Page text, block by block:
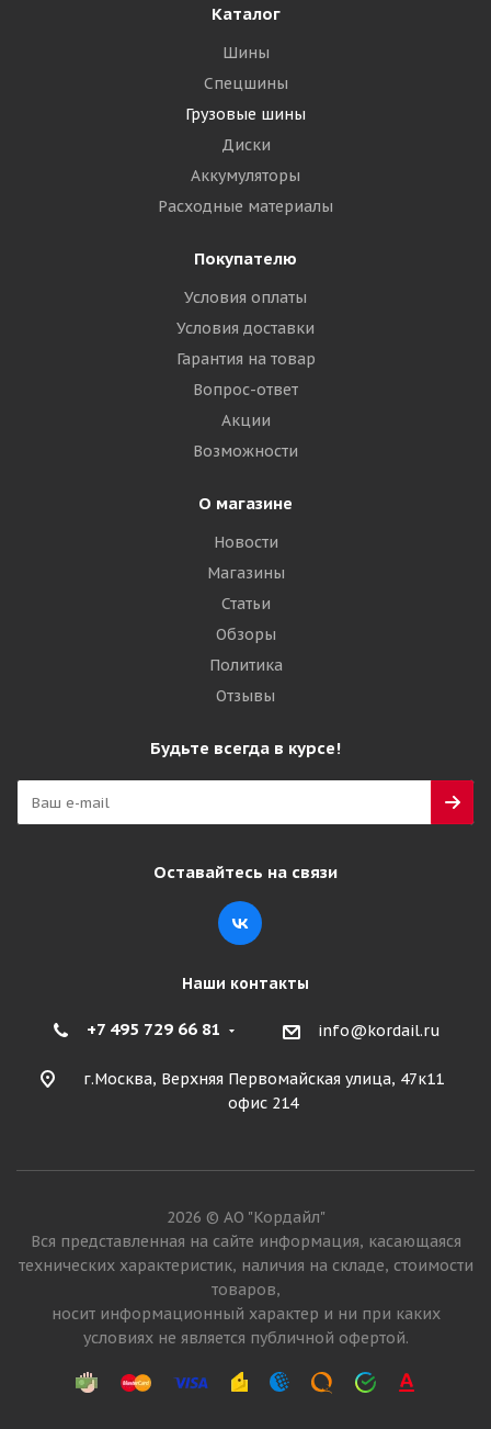
Каталог
Шины
Спецшины
Грузовые шины
Диски
Аккумуляторы
Расходные материалы
Покупателю
Условия оплаты
Условия доставки
Гарантия на товар
Вопрос-ответ
Акции
Возможности
О магазине
Новости
Магазины
Статьи
Обзоры
Политика
Отзывы
Будьте всегда в курсе!
Оставайтесь на связи
Наши контакты
+7 495 729 66 81 info@kordail.ru
г.Москва, Верхняя Первомайская улица, 47к11
офис 214
2026 © АО "Кордайл"
Вся представленная на сайте информация, касающаяся
технических характеристик, наличия на складе, стоимости
товаров,
носит информационный характер и ни при каких
условиях не является публичной офертой.